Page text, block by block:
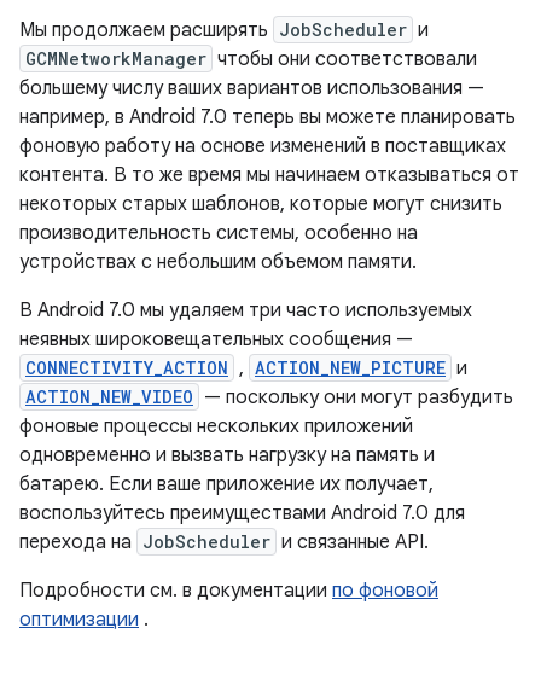
Мы продолжаем расширять JobScheduler и
GCMNetworkManager чтобы они соответствовали
большему числу ваших вариантов использования —
например, в Android 7.0 теперь вы можете планировать
фоновую работу на основе изменений в поставщиках
контента. В то же время мы начинаем отказываться от
некоторых старых шаблонов, которые могут снизить
производительность системы, особенно на
устройствах с небольшим объемом памяти.
В Android 7.0 мы удаляем три часто используемых
неявных широковещательных сообщения —
CONNECTIVITY_ACTION , ACTION_NEW_PICTURE и
ACTION_NEW_VIDEO — поскольку они могут разбудить
фоновые процессы нескольких приложений
одновременно и вызвать нагрузку на память и
батарею. Если ваше приложение их получает,
воспользуйтесь преимуществами Android 7.0 для
перехода на JobScheduler и связанные API.
Подробности см. в документации по фоновой
оптимизации .